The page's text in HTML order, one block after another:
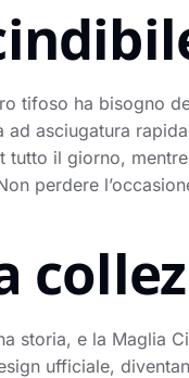
tifoso ha bisogno
asciugatura
tutto il giorno,
perdere
storia, e la Maglia
ufficiale,